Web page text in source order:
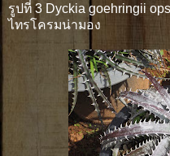
รูปที่ 3 Dyckia goehringii
ไทรโครมน่ามอง